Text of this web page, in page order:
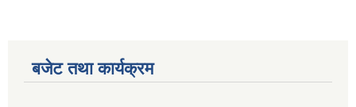
बजेट तथा कार्यक्रम